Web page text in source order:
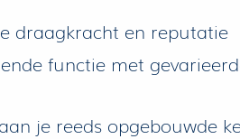
draagkracht en reputatie
functie met
je reeds opgebouwde